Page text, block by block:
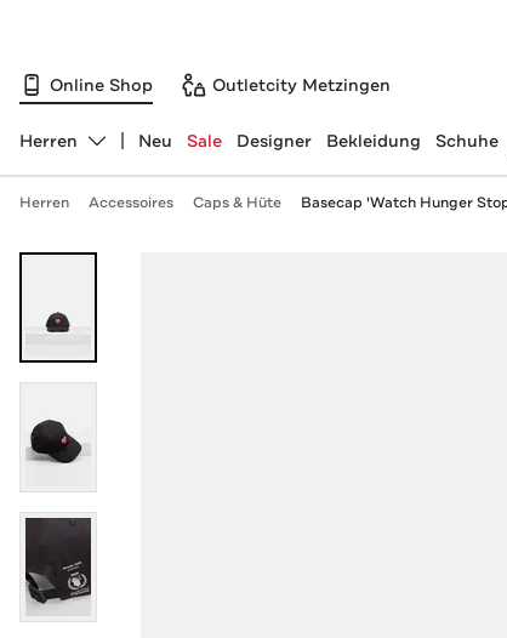
Online Shop Outletcity Metzingen
Abteilung ändern, ausgewählt:
Herren Neu Sale Designer Bekleidung Schuhe
Herren Accessoires Caps & Hüte Basecap 'Watch Hunger